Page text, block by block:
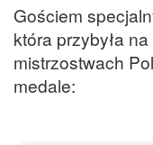
Gościem
która przybyła
mistrzostwach
medale: